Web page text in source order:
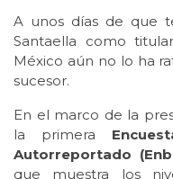
A unos días de que
Santaella como
México aún no lo ha
sucesor.
En el marco de la
la primera
Autorreportado
que muestra los